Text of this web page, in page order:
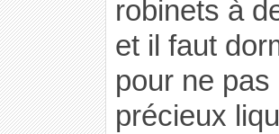
robinets à
et il faut
pour ne
précieux